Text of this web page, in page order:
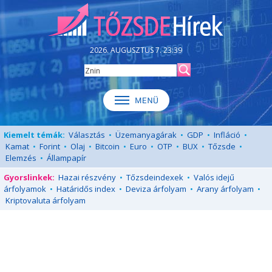
2026. AUGUSZTUS 7. 23:39
Kiemelt témák: Választás • Üzemanyagárak • GDP • Infláció •
Kamat • Forint • Olaj • Bitcoin • Euro • OTP • BUX • Tőzsde •
Elemzés • Állampapír
Gyorslinkek: Hazai részvény • Tőzsdeindexek • Valós idejű
árfolyamok • Határidős index • Deviza árfolyam • Arany árfolyam •
Kriptovaluta árfolyam